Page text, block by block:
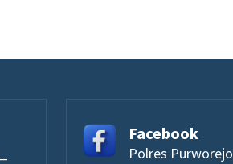
Facebook
Polres Purworejo